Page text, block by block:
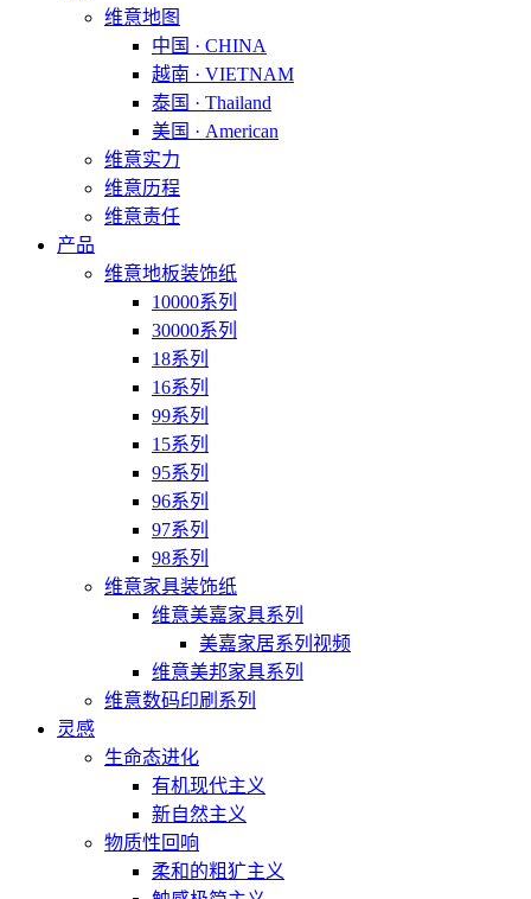
维意地图
中国 · CHINA
越南 · VIETNAM
泰国 · Thailand
美国 · American
维意实力
维意历程
维意责任
产品
维意地板装饰纸
10000系列
30000系列
18系列
16系列
99系列
15系列
95系列
96系列
97系列
98系列
维意家具装饰纸
维意美嘉家具系列
美嘉家居系列视频
维意美邦家具系列
维意数码印刷系列
灵感
生命态进化
有机现代主义
新自然主义
物质性回响
柔和的粗犷主义